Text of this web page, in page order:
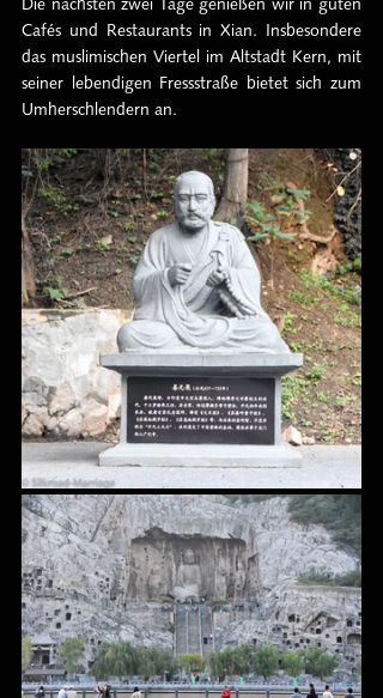
Cafés und Restaurants in Xian. Insbesondere
das muslimischen Viertel im Altstadt Kern, mit
seiner lebendigen Fressstraße bietet sich zum
Umherschlendern an.